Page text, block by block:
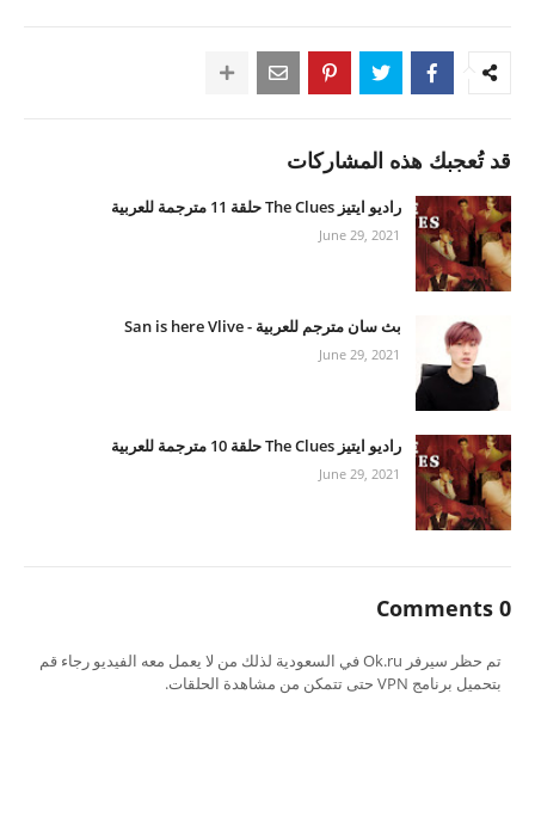
قد تُعجبك هذه المشاركات
راديو ايتيز The Clues حلقة 11 مترجمة للعربية
June 29, 2021
بث سان مترجم للعربية - San is here Vlive
June 29, 2021
راديو ايتيز The Clues حلقة 10 مترجمة للعربية
June 29, 2021
0 Comments
تم حظر سيرفر Ok.ru في السعودية لذلك من لا يعمل معه الفيديو رجاء قم
بتحميل برنامج VPN حتى تتمكن من مشاهدة الحلقات.